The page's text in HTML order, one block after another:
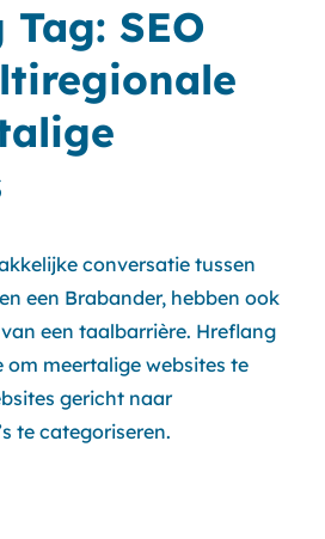
SEO
conversatie tussen
een Brabander, hebben ook
een taalbarrière. Hreflang
om meertalige websites te
gericht naar
te categoriseren.